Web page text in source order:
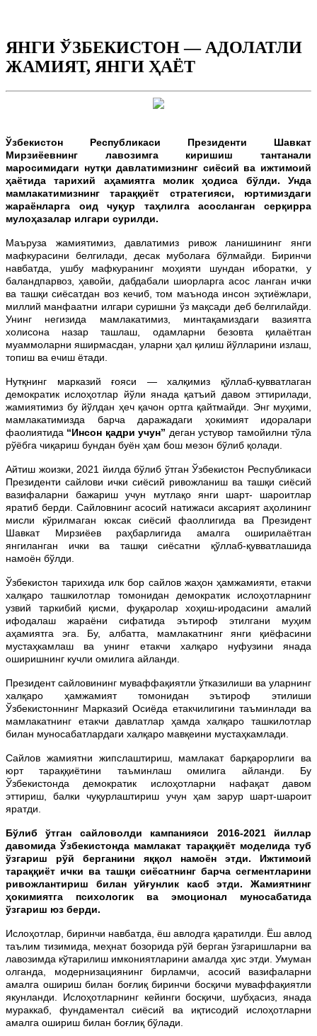
ЯНГИ ЎЗБЕКИСТОН — АДОЛАТЛИ
ЖАМИЯТ, ЯНГИ ҲАЁТ
Ўзбекистон Республикаси Президенти Шавкат
Мирзиёевнинг лавозимга киришиш тантанали
маросимидаги нутқи давлатимизнинг сиёсий ва ижтимоий
ҳаётида тарихий аҳамиятга молик ҳодиса бўлди. Унда
мамлакатимизнинг тараққиёт стратегияси, юртимиздаги
жараёнларга оид чуқур таҳлилга асосланган серқирра
мулоҳазалар илгари сурилди.
Маъруза жамиятимиз, давлатимиз ривож ланишининг янги
мафкурасини белгилади, десак муболаға бўлмайди. Биринчи
навбатда, ушбу мафкуранинг моҳияти шундан иборатки, у
баландпарвоз, ҳавойи, дабдабали шиорларга асос ланган ички
ва ташқи сиёсатдан воз кечиб, том маънода инсон эҳтиёжлари,
миллий манфаатни илгари суришни ўз мақсади деб белгилайди.
Унинг негизида мамлакатимиз, минтақамиздаги вазиятга
холисона назар ташлаш, одамларни безовта қилаётган
муаммоларни яширмасдан, уларни ҳал қилиш йўлларини излаш,
топиш ва ечиш ётади.
Нутқнинг марказий ғояси — халқимиз қўллаб-қувватлаган
демократик ислоҳотлар йўли янада қатъий давом эттирилади,
жамиятимиз бу йўлдан ҳеч қачон ортга қайтмайди. Энг муҳими,
мамлакатимизда барча даражадаги ҳокимият идоралари
фаолиятида “Инсон қадри учун” деган устувор тамойилни тўла
рўёбга чиқариш бундан буён ҳам бош мезон бўлиб қолади.
Айтиш жоизки, 2021 йилда бўлиб ўтган Ўзбекистон Республикаси
Президенти сайлови ички сиёсий ривожланиш ва ташқи сиёсий
вазифаларни бажариш учун мутлақо янги шарт- шароитлар
яратиб берди. Сайловнинг асосий натижаси аксарият аҳолининг
мисли кўрилмаган юксак сиёсий фаоллигида ва Президент
Шавкат Мирзиёев раҳбарлигида амалга оширилаётган
янгиланган ички ва ташқи сиёсатни қўллаб-қувватлашида
намоён бўлди.
Ўзбекистон тарихида илк бор сайлов жаҳон ҳамжамияти, етакчи
халқаро ташкилотлар томонидан демократик ислоҳотларнинг
узвий таркибий қисми, фуқаролар хоҳиш-иродасини амалий
ифодалаш жараёни сифатида эътироф этилгани муҳим
аҳамиятга эга. Бу, албатта, мамлакатнинг янги қиёфасини
мустаҳкамлаш ва унинг етакчи халқаро нуфузини янада
оширишнинг кучли омилига айланди.
Президент сайловининг муваффақиятли ўтказилиши ва уларнинг
халқаро ҳамжамият томонидан эътироф этилиши
Ўзбекистоннинг Марказий Осиёда етакчилигини таъминлади ва
мамлакатнинг етакчи давлатлар ҳамда халқаро ташкилотлар
билан муносабатлардаги халқаро мавқеини мустаҳкамлади.
Сайлов жамиятни жипслаштириш, мамлакат барқарорлиги ва
юрт тараққиётини таъминлаш омилига айланди. Бу
Ўзбекистонда демократик ислоҳотларни нафақат давом
эттириш, балки чуқурлаштириш учун ҳам зарур шарт-шароит
яратди.
Бўлиб ўтган сайловолди кампанияси 2016-2021 йиллар
давомида Ўзбекистонда мамлакат тараққиёт моделида туб
ўзгариш рўй берганини яққол намоён этди. Ижтимоий
тараққиёт ички ва ташқи сиёсатнинг барча сегментларини
ривожлантириш билан уйғунлик касб этди. Жамиятнинг
ҳокимиятга психологик ва эмоционал муносабатида
ўзгариш юз берди.
Ислоҳотлар, биринчи навбатда, ёш авлодга қаратилди. Ёш авлод
таълим тизимида, меҳнат бозорида рўй берган ўзгаришларни ва
лавозимда кўтарилиш имкониятларини амалда ҳис этди. Умуман
олганда, модернизациянинг бирламчи, асосий вазифаларни
амалга ошириш билан боғлиқ биринчи босқичи муваффақиятли
якунланди. Ислоҳотларнинг кейинги босқичи, шубҳасиз, янада
мураккаб, фундаментал сиёсий ва иқтисодий ислоҳотларни
амалга ошириш билан боғлиқ бўлади.